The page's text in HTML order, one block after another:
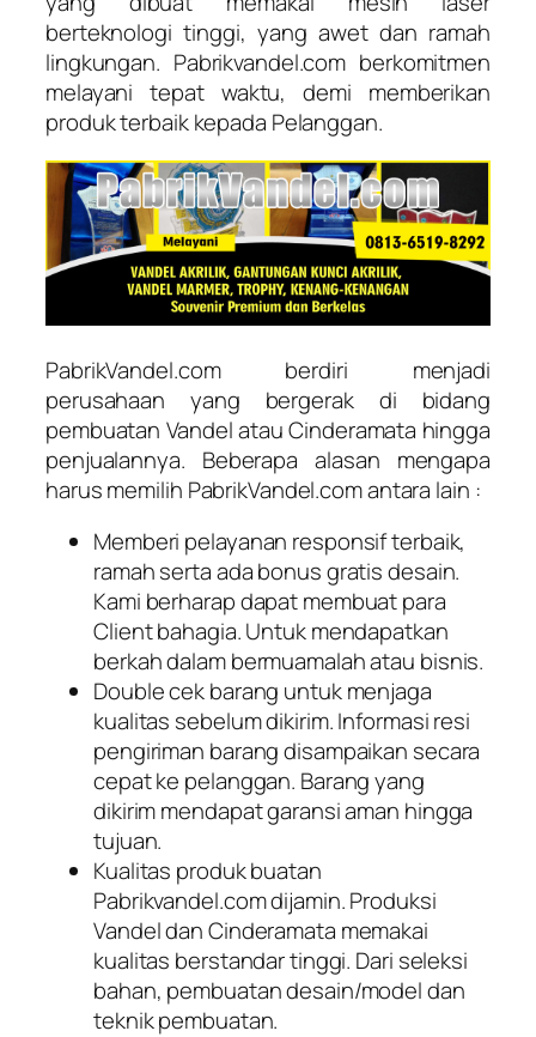
berteknologi tinggi, yang awet dan ramah
lingkungan. Pabrikvandel.com berkomitmen
melayani tepat waktu, demi memberikan
produk terbaik kepada Pelanggan.
PabrikVandel.com berdiri menjadi
perusahaan yang bergerak di bidang
pembuatan Vandel atau Cinderamata hingga
penjualannya. Beberapa alasan mengapa
harus memilih PabrikVandel.com antara lain :
Memberi pelayanan responsif terbaik,
ramah serta ada bonus gratis desain.
Kami berharap dapat membuat para
Client bahagia. Untuk mendapatkan
berkah dalam bermuamalah atau bisnis.
Double cek barang untuk menjaga
kualitas sebelum dikirim. Informasi resi
pengiriman barang disampaikan secara
cepat ke pelanggan. Barang yang
dikirim mendapat garansi aman hingga
tujuan.
Kualitas produk buatan
Pabrikvandel.com dijamin. Produksi
Vandel dan Cinderamata memakai
kualitas berstandar tinggi. Dari seleksi
bahan, pembuatan desain/model dan
teknik pembuatan.